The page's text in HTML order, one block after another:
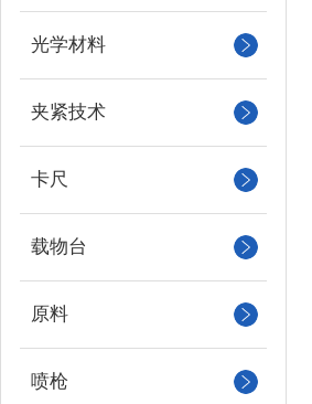
光学材料
夹紧技术
卡尺
载物台
原料
喷枪